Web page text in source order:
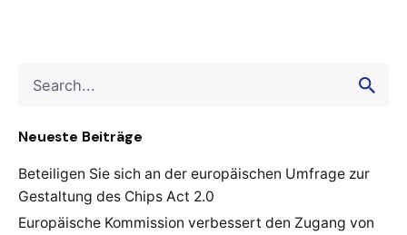
for
Neueste Beiträge
Beteiligen Sie sich an der europäischen Umfrage zur
Gestaltung des Chips Act 2.0
Europäische Kommission verbessert den Zugang von